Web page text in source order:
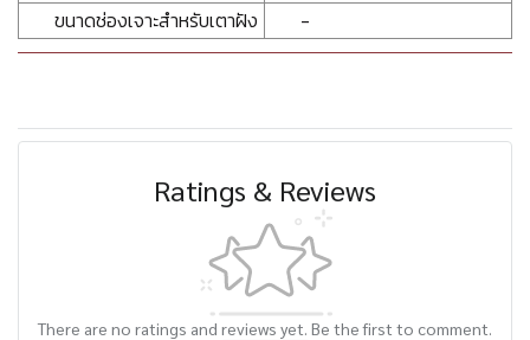
ขนาดช่องเจาะสำหรับเตาฝัง
-
Ratings & Reviews
There are no ratings and reviews yet. Be the first to comment.